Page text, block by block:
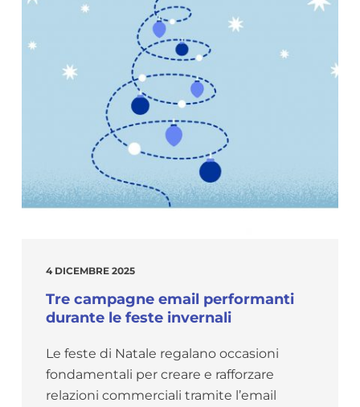
4 DICEMBRE 2025
Tre campagne email performanti
durante le feste invernali
Le feste di Natale regalano occasioni
fondamentali per creare e rafforzare
relazioni commerciali tramite l’email